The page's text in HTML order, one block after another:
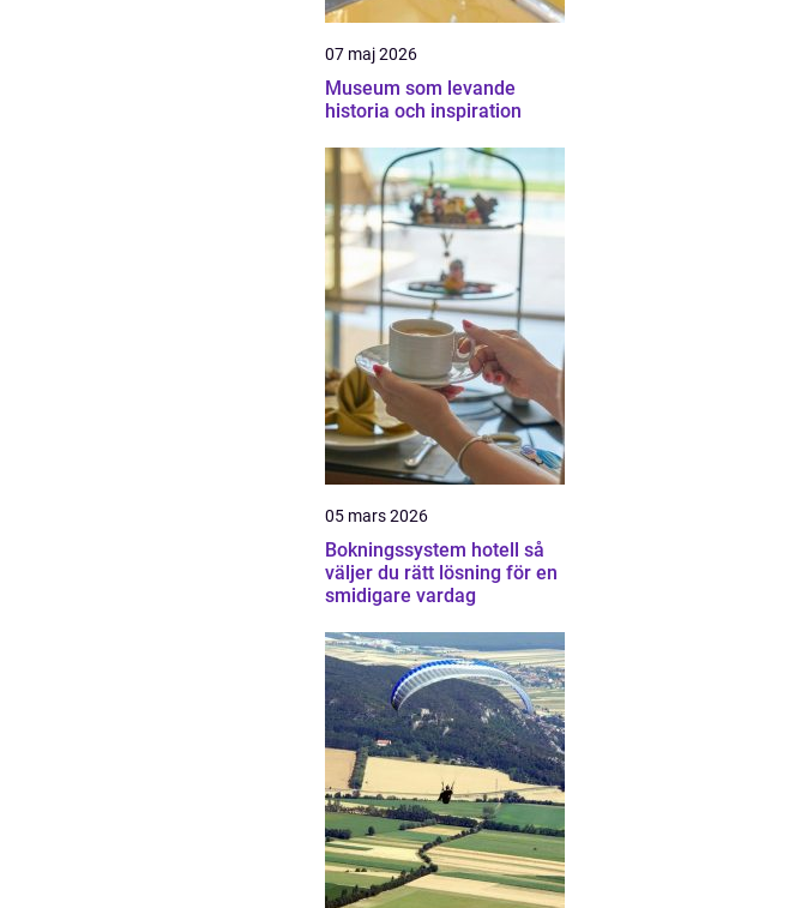
07 maj 2026
Museum som levande
historia och inspiration
05 mars 2026
Bokningssystem hotell så
väljer du rätt lösning för en
smidigare vardag